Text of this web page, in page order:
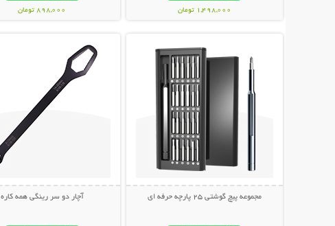
1,498,000 تومان
898,000 تومان
مجموعه پیچ گوشتی 25 پارچه حرفه ای آچار دو سر رینگی همه کاره